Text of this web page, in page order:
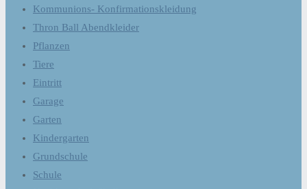
Kommunions- Konfirmationskleidung
Thron Ball Abendkleider
Pflanzen
Tiere
Eintritt
Garage
Garten
Kindergarten
Grundschule
Schule